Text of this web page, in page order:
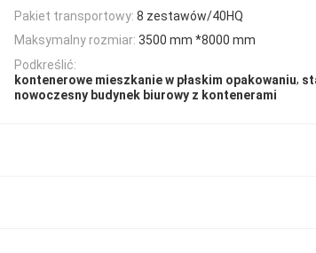
Pakiet transportowy: 8 zestawów/40HQ
Maksymalny rozmiar: 3500 mm *8000 mm
Podkreślić:
kontenerowe mieszkanie w płaskim opakowaniu,
nowoczesny budynek biurowy z kontenerami